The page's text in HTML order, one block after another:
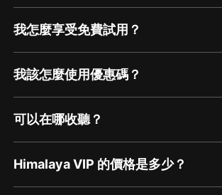
我怎麼享受免費試用？
我該怎麼使用優惠碼？
可以在哪收聽？
Himalaya VIP 的價格是多少？